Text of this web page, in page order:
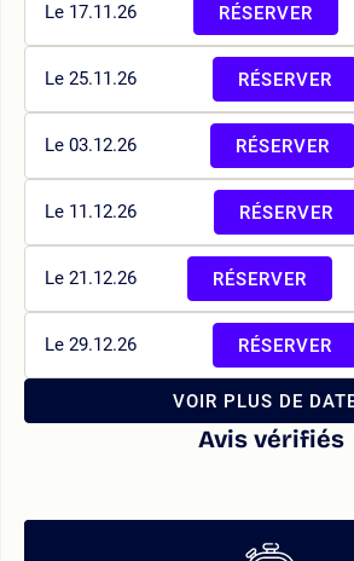
Le 17.11.26 RÉSERVER
Le 25.11.26 RÉSERVER
Le 03.12.26 RÉSERVER
Le 11.12.26 RÉSERVER
Le 21.12.26 RÉSERVER
Le 29.12.26 RÉSERVER
VOIR PLUS DE
Avis vérifiés